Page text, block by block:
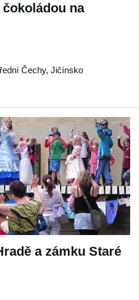
na
Čechy, Jičínsko
a zámku Staré